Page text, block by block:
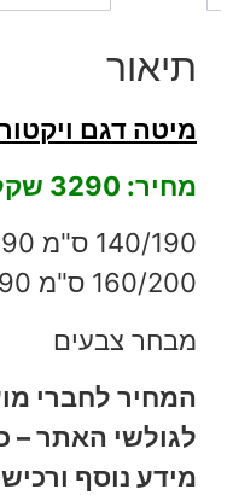
תיאור
מיטה דגם
מחיר: 3290 שקל
140/190 ס"מ 3290 שקל
160/200 ס"מ 3790 שקל
מבחר צבעים
המחיר לחברי
לגולשי האתר –
מידע נוסף